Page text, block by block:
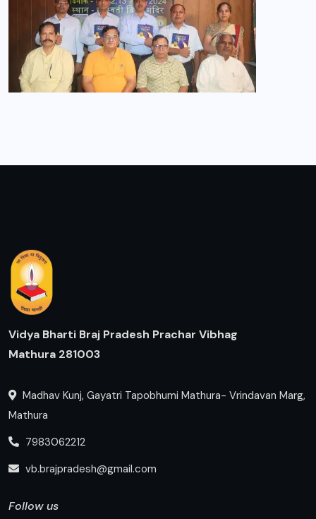
Vidya Bharti Braj Pradesh Prachar Vibhag
Mathura 281003
Madhav Kunj, Gayatri Tapobhumi Mathura- Vrindavan Marg,
Mathura
7983062212
vb.brajpradesh@gmail.com
Follow us